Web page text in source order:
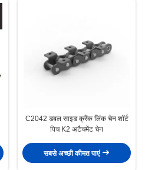
C2042 डबल साइड क्रैंक लिंक चेन शॉर्ट
पिच K2 अटैचमेंट चेन
सबसे अच्छी कीमत पाएं